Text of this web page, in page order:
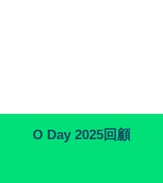
O Day 2025回顧